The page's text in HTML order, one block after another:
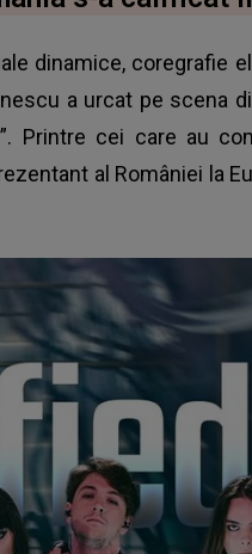
dinamice, coregrafie
a urcat pe scena
Printre cei care au
al României la